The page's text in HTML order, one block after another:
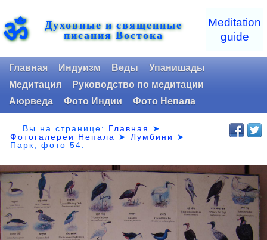
ॐ Духовные и священные
писания Востока
Meditation
guide
Главная Индуизм Веды
Упанишады
Медитация
Руководство по медитации
Аюрведа
Фото Индии Фото Непала
Вы на странице: Главная
➤
Фотогалереи Непала
➤Лумбини
➤
Парк,фото 54.